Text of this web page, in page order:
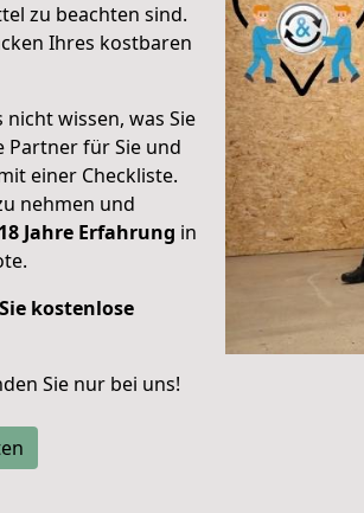
zu beachten sind.
Ihres kostbaren
wissen, was Sie
Partner für Sie und
einer Checkliste.
nehmen und
Jahre Erfahrung in
kostenlose
Sie nur bei uns!